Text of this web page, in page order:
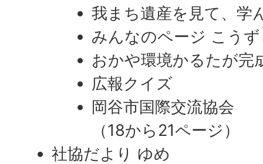
我まち遺産を見て、学
みんなのページ こう
おかや環境かるたが完
広報クイズ
岡谷市国際交流協会
（18から21ページ）
社協だより ゆめ